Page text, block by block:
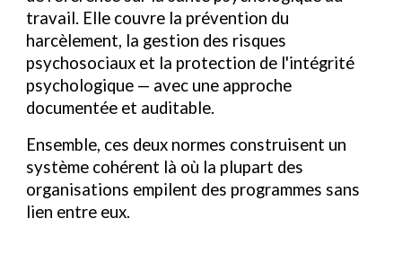
travail. Elle couvre la prévention du
harcèlement, la gestion des risques
psychosociaux et la protection de l'intégrité
psychologique — avec une approche
documentée et auditable.
Ensemble, ces deux normes construisent un
système cohérent là où la plupart des
organisations empilent des programmes sans
lien entre eux.